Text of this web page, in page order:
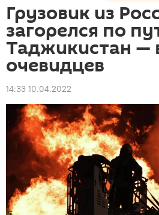
Грузовик из
загорелся по
Таджикистан —
очевидцев
14:33 10.04.2022